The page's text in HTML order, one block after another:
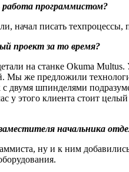
работа программистом?
начал писать
проект за то время?
на станке Okuma Multus.
же предложили
двумя шпинделями
у этого клиента стоит
начальника
ну и к ним